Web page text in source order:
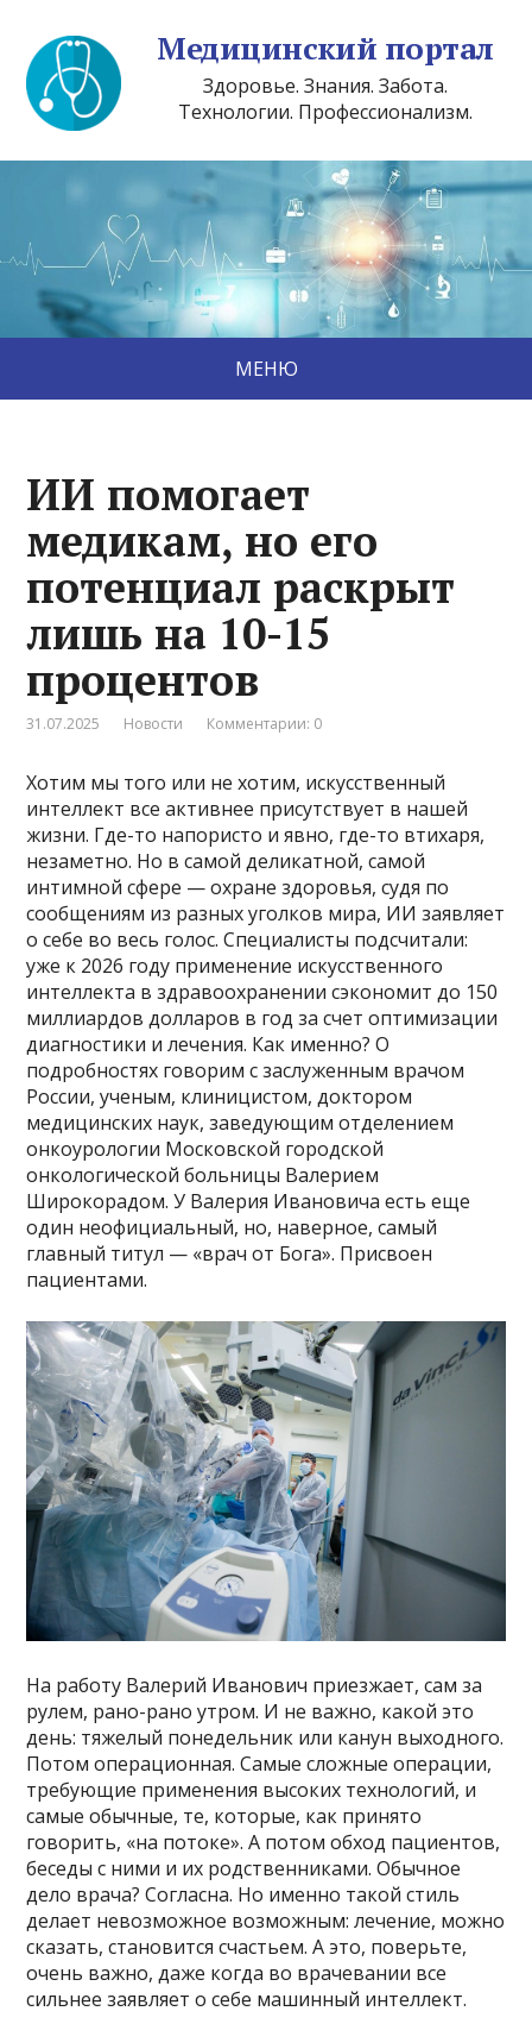
Медицинский портал
Здоровье. Знания. Забота.
Технологии. Профессионализм.
МЕНЮ
ИИ помогает
медикам, но его
потенциал раскрыт
лишь на 10-15
процентов
31.07.2025 Новости Комментарии: 0
Хотим мы того или не хотим, искусственный
интеллект все активнее присутствует в нашей
жизни. Где-то напористо и явно, где-то втихаря,
незаметно. Но в самой деликатной, самой
интимной сфере — охране здоровья, судя по
сообщениям из разных уголков мира, ИИ заявляет
о себе во весь голос. Специалисты подсчитали:
уже к 2026 году применение искусственного
интеллекта в здравоохранении сэкономит до 150
миллиардов долларов в год за счет оптимизации
диагностики и лечения. Как именно? О
подробностях говорим с заслуженным врачом
России, ученым, клиницистом, доктором
медицинских наук, заведующим отделением
онкоурологии Московской городской
онкологической больницы Валерием
Широкорадом. У Валерия Ивановича есть еще
один неофициальный, но, наверное, самый
главный титул — «врач от Бога». Присвоен
пациентами.
На работу Валерий Иванович приезжает, сам за
рулем, рано-рано утром. И не важно, какой это
день: тяжелый понедельник или канун выходного.
Потом операционная. Самые сложные операции,
требующие применения высоких технологий, и
самые обычные, те, которые, как принято
говорить, «на потоке». А потом обход пациентов,
беседы с ними и их родственниками. Обычное
дело врача? Согласна. Но именно такой стиль
делает невозможное возможным: лечение, можно
сказать, становится счастьем. А это, поверьте,
очень важно, даже когда во врачевании все
сильнее заявляет о себе машинный интеллект.